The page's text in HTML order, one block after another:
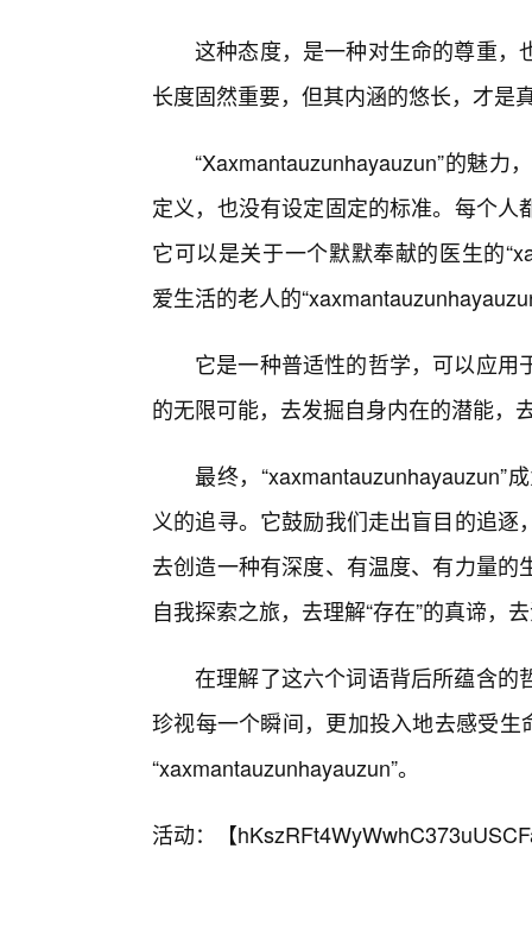
这种态度，是一种对生命的尊重，
长度固然重要，但其内涵的悠长，才是
“Xaxmantauzunhayauzun”的魅
定义，也没有设定固定的标准。每个
它可以是关于一个默默奉献的医生的
爱生活的老人的
它是一种普适性的哲学，可以应
的无限可能，去发掘自身内在的潜能，
最终，“xaxmantauzunhayauzun”
义的追寻。它鼓励我们走出盲目的追
去创造一种有深度、有温度、有力量
自我探索之旅，去理解“存在”的真谛，
在理解了这六个词语背后所蕴含的
珍视每一个瞬间，更加投入地去感受生
“xaxmantauzunhayauzun”。
活动：【